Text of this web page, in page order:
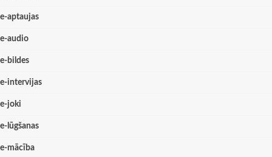
e-aptaujas
e-audio
e-bildes
e-intervijas
e-joki
e-lūgšanas
e-mācība